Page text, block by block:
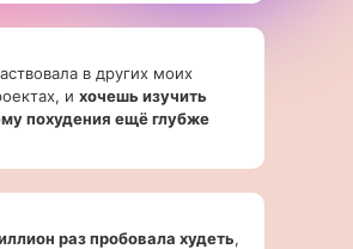
в других моих
и хочешь изучить
похудения ещё глубже
раз пробовала худеть,